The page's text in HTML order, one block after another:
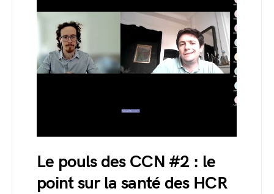
Le pouls des CCN #2 : le
point sur la santé des HCR